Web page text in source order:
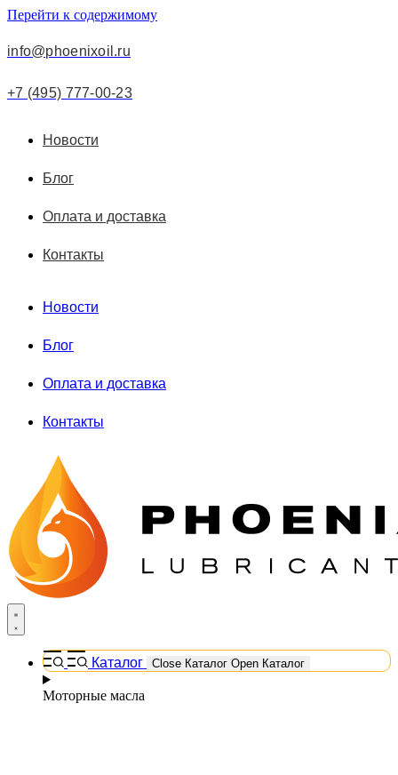
Перейти к содержимому
info@phoenixoil.ru
+7 (495) 777-00-23
Новости
Блог
Оплата и доставка
Контакты
Новости
Блог
Оплата и доставка
Контакты
Каталог Close Каталог Open Каталог
Моторные масла